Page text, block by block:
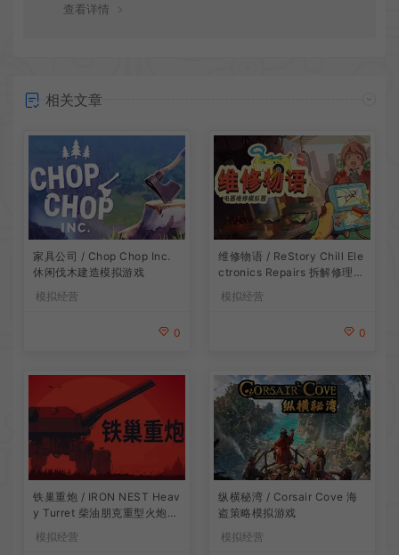
查看详情
相关文章
家具公司 / Chop Chop Inc.
休闲伐木建造模拟游戏
模拟经营
0
维修物语 / ReStory Chill Ele
ctronics Repairs 拆解修理模
拟游戏
模拟经营
0
铁巢重炮 / IRON NEST Heav
y Turret 柴油朋克重型火炮游
模拟经营
纵横秘湾 / Corsair Cove 海
盗策略模拟游戏
模拟经营